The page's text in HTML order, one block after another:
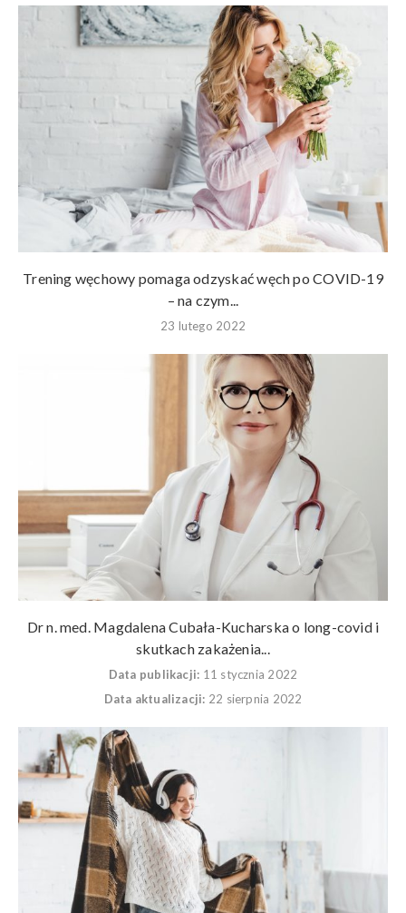
Trening węchowy pomaga odzyskać węch po COVID-19
– na czym...
23 lutego 2022
Dr n. med. Magdalena Cubała-Kucharska o long-covid i
skutkach zakażenia...
Data publikacji: 11 stycznia 2022
Data aktualizacji: 22 sierpnia 2022